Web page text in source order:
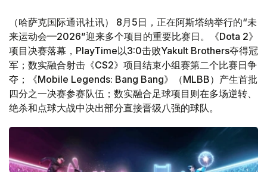
（哈萨克国际通讯社讯） 8月5日，正在阿斯塔纳举行的“未
来运动会—2026”迎来多个项目的重要比赛日。《Dota 2》
项目决赛落幕，PlayTime以3:0击败Yakult Brothers夺得冠
军；数实融合射击《CS2》项目结束小组赛第二个比赛日争
夺；《Mobile Legends: Bang Bang》（MLBB）产生首批
四分之一决赛参赛队伍；数实融合足球项目则在多场逆转、
绝杀和点球大战中决出部分直接晋级八强的球队。